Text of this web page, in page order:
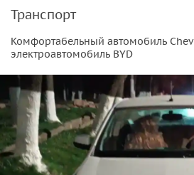
Транспорт
Комфортабельный автомобиль
электроавтомобиль BYD